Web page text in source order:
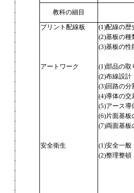
教科の細目
プリント配線板
(1)配線の歴
(2)基板の種
(3)基板の性
アートワーク
(1)部品の取
(2)布線設計
(3)回路の分
(4)導体の交
(5)アース導
(6)片面基板
(7)両面基板
安全衛生
(1)安全一般
(2)整理整頓